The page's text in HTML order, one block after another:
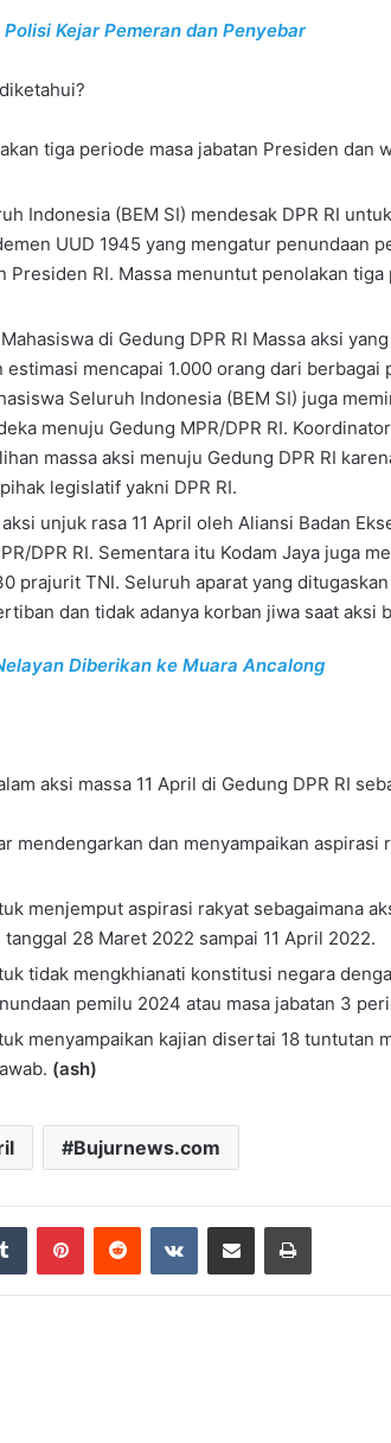
Kejar Pemeran dan Penyebar
tiga periode masa jabatan Presiden dan
Indonesia (BEM SI) mendesak DPR RI
UUD 1945 yang mengatur penundaan
Presiden RI. Massa menuntut penolakan tiga
di Gedung DPR RI Massa aksi
mencapai 1.000 orang dari berbagai
Seluruh Indonesia (BEM SI) juga
menuju Gedung MPR/DPR RI.
massa aksi menuju Gedung DPR RI
legislatif yakni DPR RI.
unjuk rasa 11 April oleh Aliansi Badan
DPR RI. Sementara itu Kodam Jaya juga
prajurit TNI. Seluruh aparat yang
dan tidak adanya korban jiwa saat aksi
Diberikan ke Muara Ancalong
aksi massa 11 April di Gedung DPR RI
mendengarkan dan menyampaikan aspirasi
menjemput aspirasi rakyat sebagaimana
28 Maret 2022 sampai 11 April 2022.
tidak mengkhianati konstitusi negara
pemilu 2024 atau masa jabatan 3
menyampaikan kajian disertai 18 tuntutan
(ash)
Bujurnews.com
Tumblr PinterestReddit VKontakteShare via Email Print